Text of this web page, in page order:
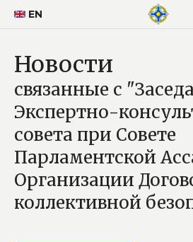
EN
Новости
связанные с
Экспертно-
совета при Совете
Парламентской
Организации
коллективной